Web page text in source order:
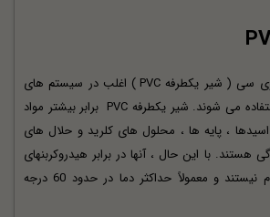
شیرهای چک ولو پی وی سی ( شیر یکطرفه PVC ) اغلب در سیستم های
آبیاری و مدیریت آب استفاده می شوند. شیر یکطرفه PVC برابر بیشتر مواد
اسیدها ، پایه ها ، محلول های کلرید و حلال های
هستند. با این حال ، آنها در برابر هیدروکربنهای
آروماتیک و کلرینه مقاوم نیستند و معمولاً حداکثر دما در حدود 60 درجه